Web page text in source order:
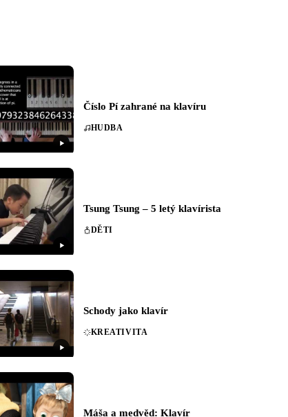
Číslo Pí zahrané na klavíru
HUDBA
Tsung Tsung – 5 letý klavírista
DĚTI
Schody jako klavír
KREATIVITA
Máša a medvěd: Klavír